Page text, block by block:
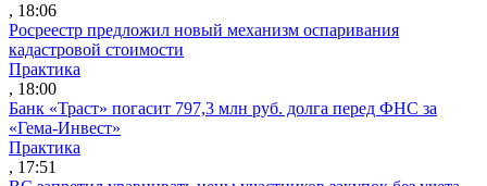
, 18:06
Росреестр предложил новый механизм оспаривания
кадастровой стоимости
Практика
, 18:00
Банк «Траст» погасит 797,3 млн руб. долга перед ФНС за
«Гема-Инвест»
Практика
, 17:51